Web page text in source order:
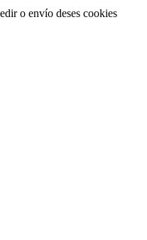
o envío deses cookies